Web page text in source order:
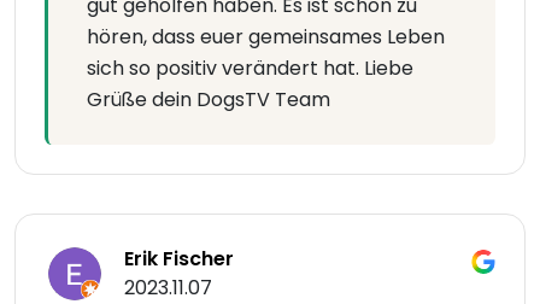
gut geholfen haben. Es ist schön zu
hören, dass euer gemeinsames Leben
sich so positiv verändert hat. Liebe
Grüße dein DogsTV Team
Erik Fischer
2023.11.07